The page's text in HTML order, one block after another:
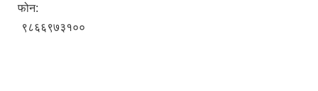
फोन:
९८६६९७३१००